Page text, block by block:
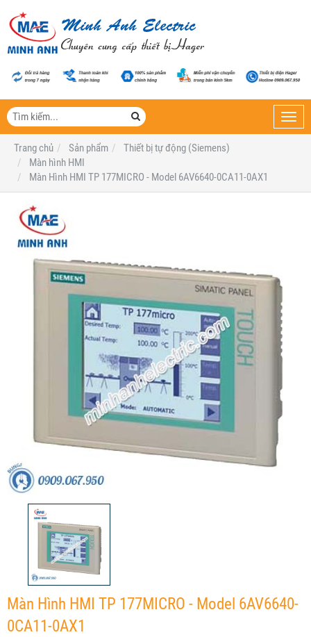
Trang chủ
Sản phẩm
Thiết bị tự động (Siemens)
Màn hình HMI
Màn Hình HMI TP 177MICRO - Model 6AV6640-0CA11-0AX1
Màn Hình HMI TP 177MICRO - Model 6AV6640-
0CA11-0AX1